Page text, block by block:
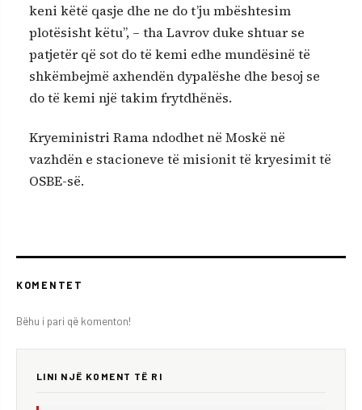
keni këtë qasje dhe ne do t’ju mbështesim
plotësisht këtu”, – tha Lavrov duke shtuar se
patjetër që sot do të kemi edhe mundësinë të
shkëmbejmë axhendën dypalëshe dhe besoj se
do të kemi një takim frytdhënës.
Kryeministri Rama ndodhet në Moskë në
vazhdën e stacioneve të misionit të kryesimit të
OSBE-së.
KOMENTET
Bëhu i pari që komenton!
LINI NJË KOMENT TË RI